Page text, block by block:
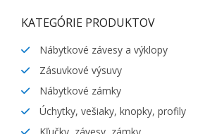
KATEGÓRIE PRODUKTOV
Nábytkové závesy a výklopy
Zásuvkové výsuvy
Nábytkové zámky
Úchytky, vešiaky, knopky, profily